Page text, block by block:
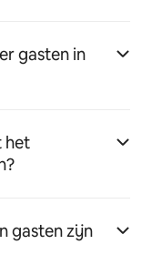
gasten in
het
gasten zijn